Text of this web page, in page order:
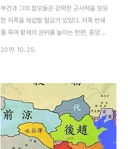
부견과 그의 참모들은 강력한 군사력을 보유
한 저족을 제압할 필요가 있었다. 저족 번세
를 죽여 황제의 권위를 높이는 한편, 중앙 정
감면하고 태학의 학생들을 격려했다. 호한분
치에서 호한융합으로 가는 시발점이었다. 이
는 큰 반발에 부딪혀 흉노 좌우현왕과 부생의
형제인 부류, 부쌍, 부유 등이 반란을 일으킨
다. 부견은 이를 빠르게 제압하고 국외로 시
2019. 10. 25.